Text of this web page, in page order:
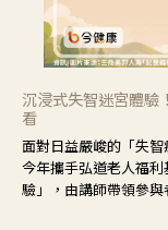
沉浸式失智迷宮體驗
看
面對日益嚴峻的「失
今年攜手弘道老人福利基金會，
驗」，由講師帶領參